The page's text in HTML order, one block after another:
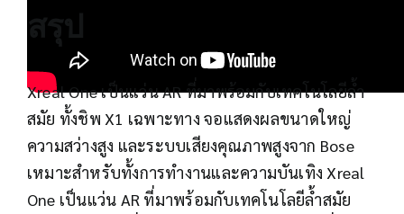
Xreal One เป็นแว่น AR ที่มาพร้อมกับเทคโนโลยีล้ำ
สมัย ทั้งชิพ X1 เฉพาะทาง จอแสดงผลขนาดใหญ่
ความสว่างสูง และระบบเสียงคุณภาพสูงจาก Bose
เหมาะสำหรับทั้งการทำงานและความบันเทิง Xreal
One เป็นแว่น AR ที่มาพร้อมกับเทคโนโลยีล้ำสมัย